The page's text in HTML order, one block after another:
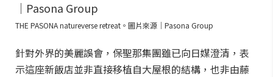
THE PASONA natureverse retreat。圖片來源｜Pasona Group
針對外界的美麗誤會，保聖那集團雖已向日媒澄清，表
示這座新飯店並非直接移植自大屋根的結構，也非由藤